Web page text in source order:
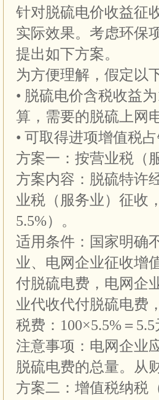
针对脱硫电价收益征
实际效果。考虑环保
提出如下方案。
为方便理解，假定以
• 脱硫电价含税收益
算，需要的脱硫上网
• 可取得进项增值税
方案一：按营业税（
方案内容：脱硫特许
业税（服务业）征收
5.5%）。
适用条件：国家明确
业、电网企业征收增
付脱硫电费，电网企
业代收代付脱硫电费
税费：100×5.5%＝5.5
注意事项：电网企业
脱硫电费的总量。从
方案二：增值税纳税